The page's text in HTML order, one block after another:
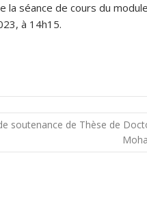
e la séance de cours du
3, à 1 4h15.
soutenance de Thèse de